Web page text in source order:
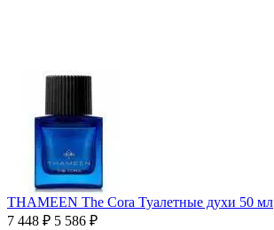
THAMEEN The Cora Туалетные духи 50 мл
7 448 ₽ 5 586 ₽